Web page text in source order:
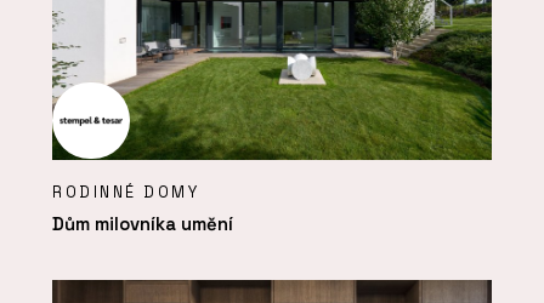
RODINNÉ DOMY
Dům milovníka umění